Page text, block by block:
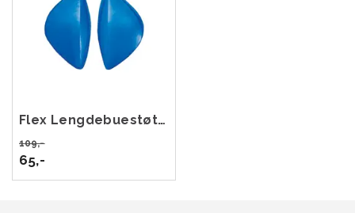
Flex Lengdebuestøtte L (44-)
109,-
65,-